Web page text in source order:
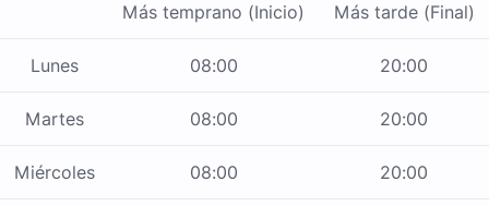
Más temprano (Inicio) Más tarde (Final)
Lunes 08:00 20:00
Martes 08:00 20:00
Miércoles 08:00 20:00